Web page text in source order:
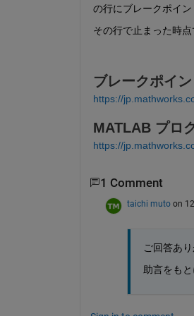
の行にブレークポイ
その行で止まった時
ブレークポイ
https://
MATLAB プロ
https://
1 Comment
taichi muto on
ご回答あ
助言をも